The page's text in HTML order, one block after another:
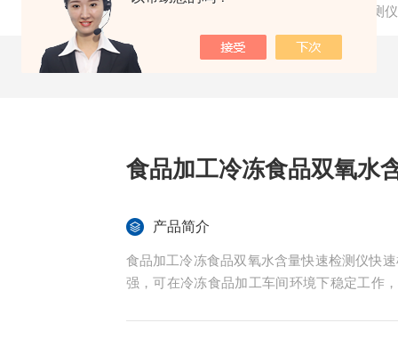
当前位置： 非法添加化学污染物检测仪
食品加工冷冻食品双氧水
产品简介
食品加工冷冻食品双氧水含量快速检测仪快
强，可在冷冻食品加工车间环境下稳定工作